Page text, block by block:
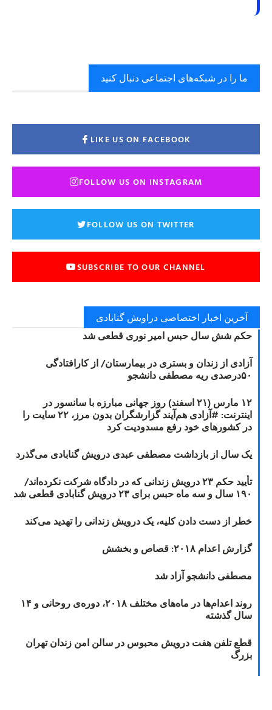
ما را در شبکه‌های اجتماعی دنبال کنید
LIKE US ON FACEBOOK
FOLLOW US ON INSTAGRAM
FOLLOW US ON TWITTER
SUBSCRIBE TO OUR CHANNEL
آخرین اخبار اختصاصی دراویش گنابادی
حکم شش سال حبس امیر نوری قطعی شد
آزادی از زندان و بستری در بیمارستان/ از کارافتادگی
۵۰درصدی ریه مصطفی دانشجو
۱۲ مارس (۲۱ اسفند) روز جهانی مبارزه با سانسور در
اینترنت: #آزادی هم‌آیند گزارشگران‌ بدون مرز، ۲۲ سایت را
در کشورهای خود رفع مسدودیت کرد
یک سال از بازداشت مصطفی عبدی درویش گنابادی می‌گذرد
تأیید حکم ۲۳ درویش زندانی که در دادگاه شرکت نکرده‌اند/
۱۹۰ سال و سه ماه حبس برای ۲۳ درویش گنابادی قطعی شد
خطر از دست دادن کلیه، یک درویش زندانی را تهدید می‌کند
گزارش اعدام ۲۰۱۸: قصاص و بخشش
مصطفی دانشجو آزاد شد
روند اعدام‌ها در ماه‌های مختلف ۲۰۱۸، دوره‌ی روحانی و ۱۴
سال گذشته
قطع تلفن هفت درویش محبوس در سالن امن زندان تهران
بزرگ